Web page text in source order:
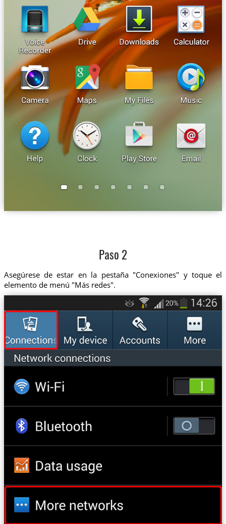
Paso 2
Asegúrese de estar en la pestaña "Conexiones" y toque el
elemento de menú "Más redes".